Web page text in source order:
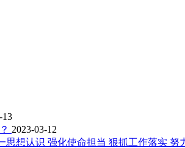
13
2023-03-12
想认识 强化使命担当 狠抓工作落实